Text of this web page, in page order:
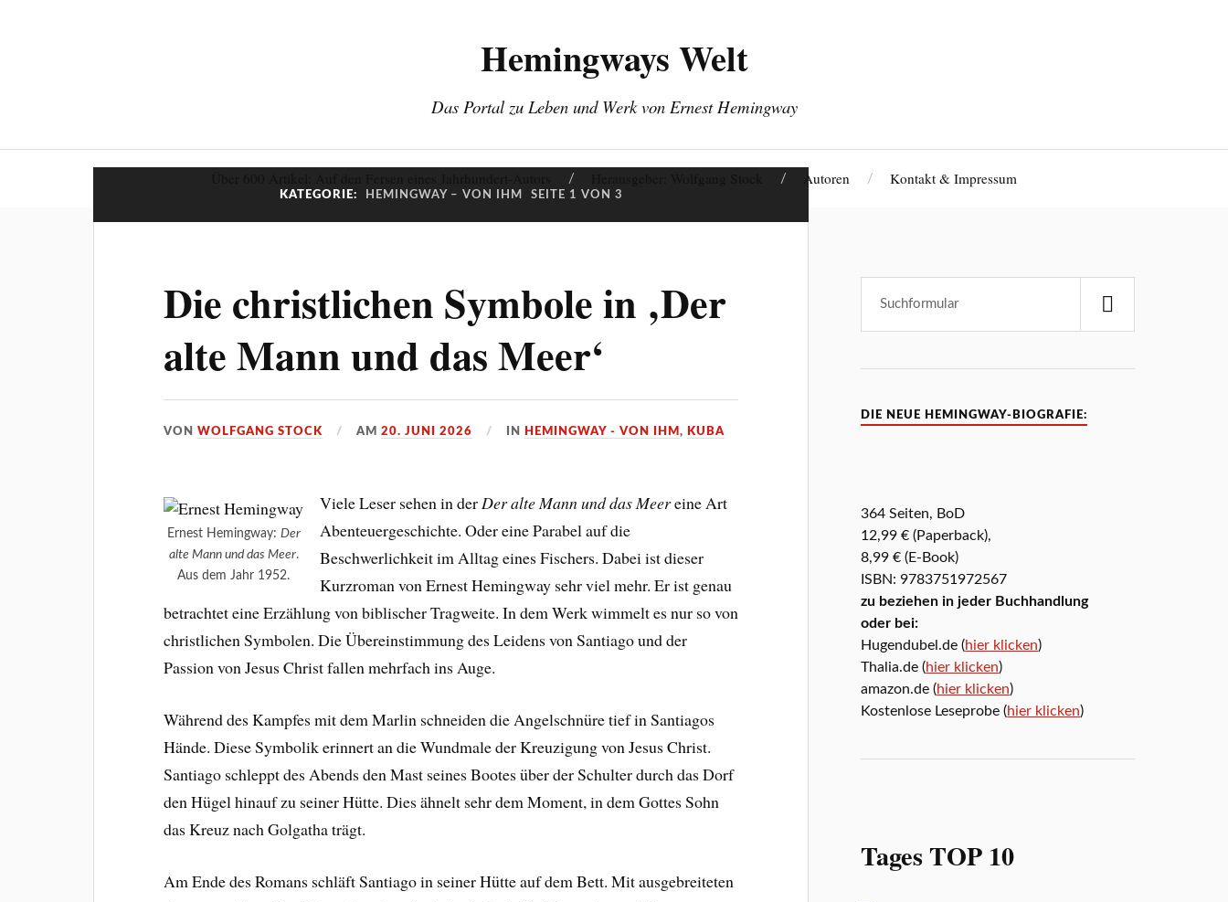
Hemingways Welt
Das Portal zu Leben und Werk von Ernest Hemingway
Autoren Kontakt & Impressum
KATEGORIE: HEMINGWAY – VON IHM SEITE 1 VON 3
Die christlichen Symbole in ‚Der
alte Mann und das Meer‘
VONWOLFGANG STOCK AM20. JUNI 2026 IN HEMINGWAY - VON IHM, KUBA
Ernest Hemingway: Der
alte Mann und das Meer.
Aus dem Jahr 1952.
Viele Leser sehen in derDer alte Mann und das Meereine Art
Abenteuergeschichte. Oder eine Parabel auf die
Beschwerlichkeit im Alltag eines Fischers. Dabei ist dieser
Kurzroman von Ernest Hemingway sehr viel mehr. Er ist genau
betrachtet eine Erzählung von biblischer Tragweite. In dem Werk wimmelt es nur so von
christlichen Symbolen. Die Übereinstimmung des Leidens von Santiago und der
Passion von Jesus Christ fallen mehrfach ins Auge.
Während des Kampfes mit dem Marlin schneiden die Angelschnüre tief in Santiagos
Hände. Diese Symbolik erinnert an die Wundmale der Kreuzigung von Jesus Christ.
Santiago schleppt des Abends den Mast seines Bootes über der Schulter durch das Dorf
den Hügel hinauf zu seiner Hütte. Dies ähnelt sehr dem Moment, in dem Gottes Sohn
das Kreuz nach Golgatha trägt.
Am Ende des Romans schläft Santiago in seiner Hütte auf dem Bett. Mit ausgebreiteten
DIE NEUE HEMINGWAY-BIOGRAFIE:
364 Seiten, BoD
12,99 € (Paperback),
8,99 € (E-Book)
ISBN: 9783751972567
zu beziehen in jeder Buchhandlung
oder bei:
Hugendubel.de (hier klicken)
Thalia.de (hier klicken)
amazon.de (hier klicken)
Kostenlose Leseprobe (hier klicken)
Tages TOP 10